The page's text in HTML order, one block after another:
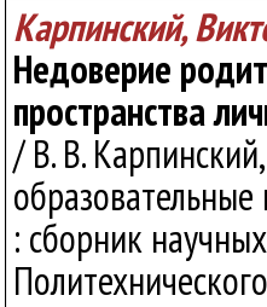
Карпинский,
Недоверие
пространства
/ В. В.
: сборник